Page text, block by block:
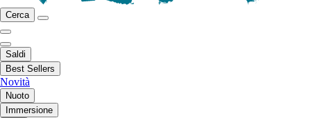
Cerca
Saldi
Best Sellers
Novità
Nuoto
Immersione